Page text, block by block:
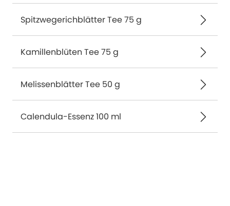
Spitzwegerichblätter Tee 75 g
Kamillenblüten Tee 75 g
Melissenblätter Tee 50 g
Calendula-Essenz 100 ml